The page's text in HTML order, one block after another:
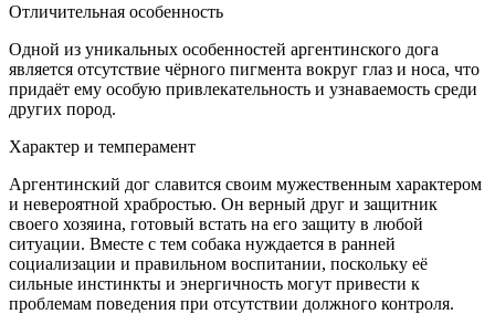
Отличительная особенность
Одной из уникальных особенностей аргентинского дога
является отсутствие чёрного пигмента вокруг глаз и носа, что
придаёт ему особую привлекательность и узнаваемость среди
других пород.
Характер и темперамент
Аргентинский дог славится своим мужественным характером
и невероятной храбростью. Он верный друг и защитник
своего хозяина, готовый встать на его защиту в любой
ситуации. Вместе с тем собака нуждается в ранней
социализации и правильном воспитании, поскольку её
сильные инстинкты и энергичность могут привести к
проблемам поведения при отсутствии должного контроля.